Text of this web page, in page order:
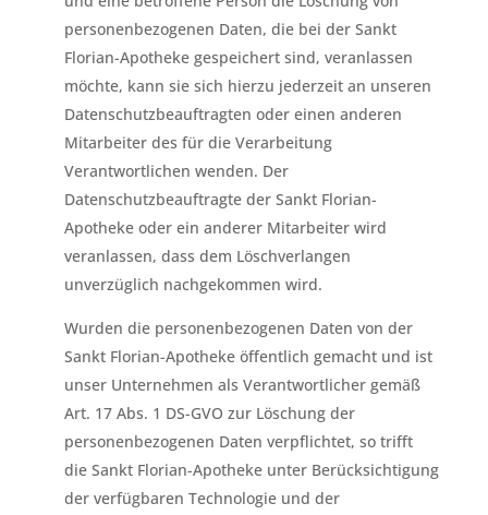
personenbezogenen Daten, die bei der Sankt
Florian-Apotheke gespeichert sind, veranlassen
möchte, kann sie sich hierzu jederzeit an unseren
Datenschutzbeauftragten oder einen anderen
Mitarbeiter des für die Verarbeitung
Verantwortlichen wenden. Der
Datenschutzbeauftragte der Sankt Florian-
Apotheke oder ein anderer Mitarbeiter wird
veranlassen, dass dem Löschverlangen
unverzüglich nachgekommen wird.
Wurden die personenbezogenen Daten von der
Sankt Florian-Apotheke öffentlich gemacht und ist
unser Unternehmen als Verantwortlicher gemäß
Art. 17 Abs. 1 DS-GVO zur Löschung der
personenbezogenen Daten verpflichtet, so trifft
die Sankt Florian-Apotheke unter Berücksichtigung
der verfügbaren Technologie und der